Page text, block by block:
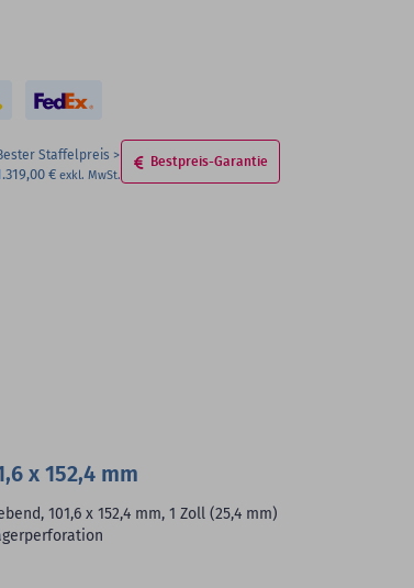
Staffelpreis
€
Bestpreis-Garantie
x 152,4 mm
101,6 x 152,4 mm, 1 Zoll (25,4 mm)